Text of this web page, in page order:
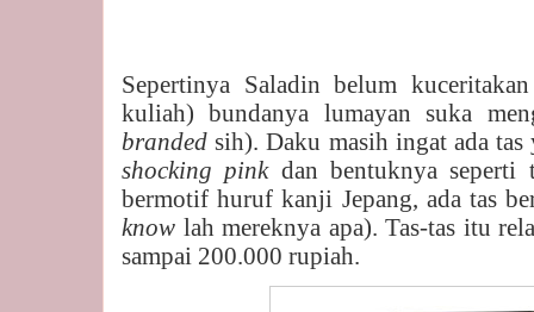
Sepertinya Saladin belum
kuliah) bundanya lumayan suka
branded sih). Daku masih ingat ada
shocking pink dan bentuknya seperti
bermotif huruf kanji Jepang, ada tas
know lah mereknya apa). Tas-tas itu
sampai 200.000 rupiah.